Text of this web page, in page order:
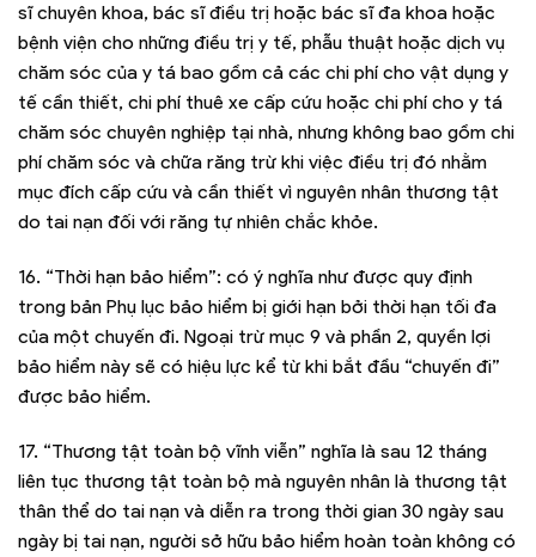
sĩ chuyên khoa, bác sĩ điều trị hoặc bác sĩ đa khoa hoặc
bệnh viện cho những điều trị y tế, phẫu thuật hoặc dịch vụ
chăm sóc của y tá bao gồm cả các chi phí cho vật dụng y
tế cần thiết, chi phí thuê xe cấp cứu hoặc chi phí cho y tá
chăm sóc chuyên nghiệp tại nhà, nhưng không bao gồm chi
phí chăm sóc và chữa răng trừ khi việc điều trị đó nhằm
mục đích cấp cứu và cần thiết vì nguyên nhân thương tật
do tai nạn đối với răng tự nhiên chắc khỏe.
16. “Thời hạn bảo hiểm”: có ý nghĩa như được quy định
trong bản Phụ lục bảo hiểm bị giới hạn bởi thời hạn tối đa
của một chuyến đi. Ngoại trừ mục 9 và phần 2, quyền lợi
bảo hiểm này sẽ có hiệu lực kể từ khi bắt đầu “chuyến đi”
được bảo hiểm.
17. “Thương tật toàn bộ vĩnh viễn” nghĩa là sau 12 tháng
liên tục thương tật toàn bộ mà nguyên nhân là thương tật
thân thể do tai nạn và diễn ra trong thời gian 30 ngày sau
ngày bị tai nạn, người sở hữu bảo hiểm hoàn toàn không có